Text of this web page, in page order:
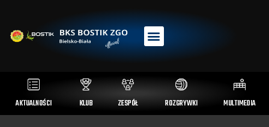
AKTUALNOŚCI KLUB ZESPÓŁ ROZGRYWKI MULTIMEDIA